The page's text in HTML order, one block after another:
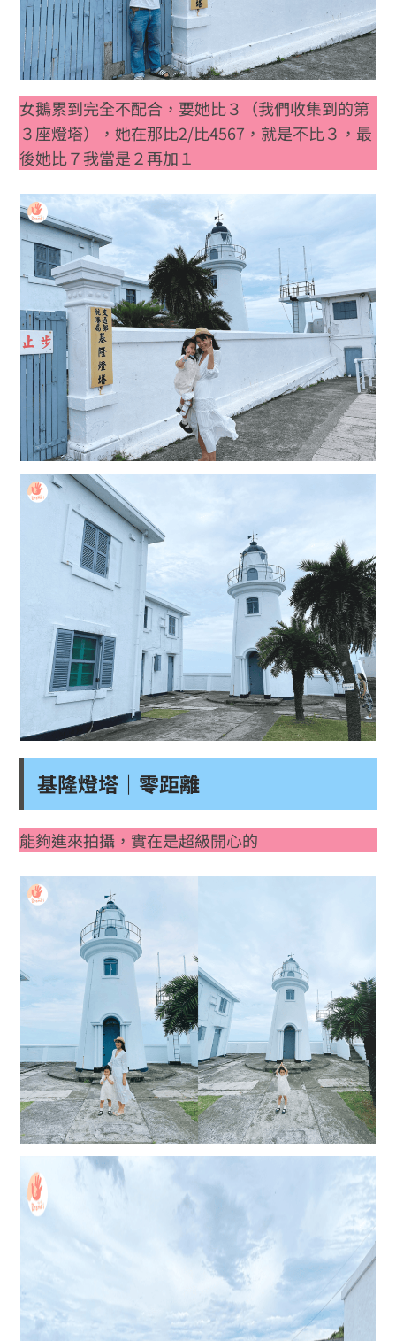
女鵝累到完全不配合，要她比３（我們收集到的第
３座燈塔），她在那比2/比4567，就是不比３，最
後她比７我當是２再加１
基隆燈塔｜零距離
能夠進來拍攝，實在是超級開心的